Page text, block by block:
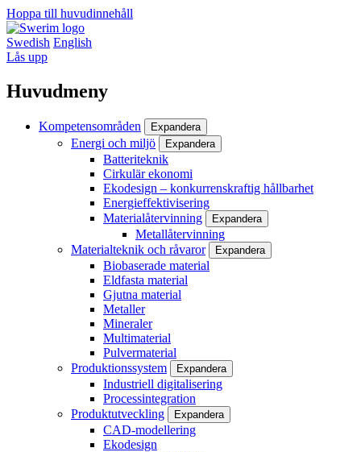
Hoppa till huvudinnehåll
Swedish English
Lås upp
Huvudmeny
Kompetensområden Expandera
Energi och miljö Expandera
Batteriteknik
Cirkulär ekonomi
Ekodesign – konkurrenskraftig hållbarhet
Energieffektivisering
Materialåtervinning
Expandera
Metallåtervinning
Materialteknik och råvaror
Expandera
Biobaserade material
Eldfasta material
Gjutna material
Metaller
Mineraler
Multimaterial
Pulvermaterial
Produktionssystem
Expandera
Industriell digitalisering
Processintegration
Produktutveckling
Expandera
CAD-modellering
Ekodesign